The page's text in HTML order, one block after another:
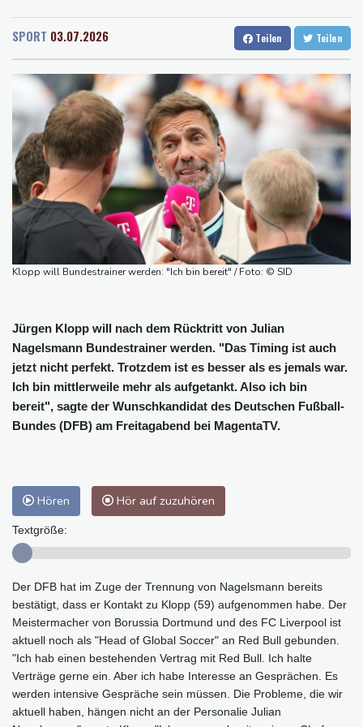
Dresden
Wien
24 °C
Baden-Baden
21 °C
Taifun "Dolphin": Flugausfälle, Evakuierung und höchste
Lionel Messi trauert um Vater und langjährigen Manager Jorge
DAK-Analyse: ADHS-Neudiagnosen bei Kindern deutlich
gestiegen
Sohn: Krebs von Ex-Präsident Biden hat sich ausgebreitet und
Metastasen gebildet
Iran stellt harte Bedingungen für Öffnung der Straße von
Hormus
Trauerflor und Schweigeminute: Inter Miami trauert mit Messi
SPORT 03.07.2026 Teilen Teilen
Klopp will Bundestrainer werden: "Ich bin bereit" / Foto: © SID
Jürgen Klopp will nach dem Rücktritt von Julian
Nagelsmann Bundestrainer werden. "Das Timing ist auch
jetzt nicht perfekt. Trotzdem ist es besser als es jemals war.
Ich bin mittlerweile mehr als aufgetankt. Also ich bin
bereit", sagte der Wunschkandidat des Deutschen Fußball-
Bundes (DFB) am Freitagabend bei MagentaTV.
Hören Hör auf zuzuhören
Textgröße:
Der DFB hat im Zuge der Trennung von Nagelsmann bereits
bestätigt, dass er Kontakt zu Klopp (59) aufgenommen habe. Der
Meistermacher von Borussia Dortmund und des FC Liverpool ist
aktuell noch als "Head of Global Soccer" an Red Bull gebunden.
"Ich hab einen bestehenden Vertrag mit Red Bull. Ich halte
Verträge gerne ein. Aber ich habe Interesse an Gesprächen. Es
werden intensive Gespräche sein müssen. Die Probleme, die wir
aktuell haben, hängen nicht an der Personalie Julian